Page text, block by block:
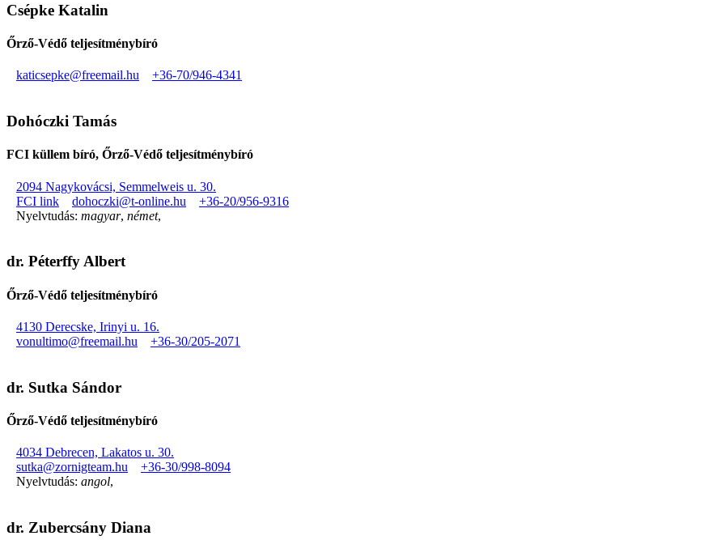
Csépke Katalin
Őrző-Védő teljesítménybíró
katicsepke@freemail.hu +36-70/946-4341
Dohóczki Tamás
FCI küllem bíró, Őrző-Védő teljesítménybíró
2094 Nagykovácsi, Semmelweis u. 30.
FCI link
dohoczki@t-online.hu
+36-20/956-9316
Nyelvtudás: magyar, német,
dr. Péterffy Albert
Őrző-Védő teljesítménybíró
4130 Derecske, Irinyi u. 16.
vonultimo@freemail.hu
+36-30/205-2071
dr. Sutka Sándor
Őrző-Védő teljesítménybíró
4034 Debrecen, Lakatos u. 30.
sutka@zornigteam.hu
+36-30/998-8094
Nyelvtudás: angol,
dr. Zubercsány Diana